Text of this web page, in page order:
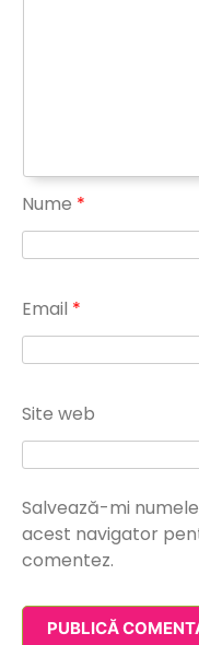
Nume *
Email *
Site web
Salvează-mi
acest navigator
comentez.